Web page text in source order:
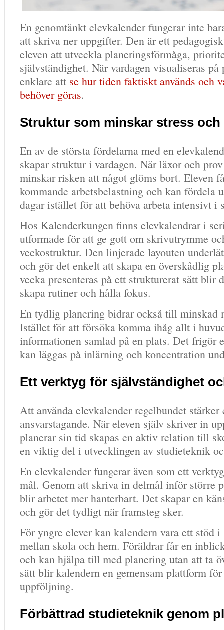
En genomtänkt elevkalender fungerar inte
att skriva ner uppgifter. Den är ett
eleven att utveckla planeringsförmåga,
självständighet. När vardagen visualiseras
enklare att se hur tiden faktiskt används och
behöver göras.
Struktur som minskar stress
En av de största fördelarna med en
skapar struktur i vardagen. När läxor och
minskar risken att något glöms bort. Eleven
kommande arbetsbelastning och kan fördela
dagar istället för att behöva arbeta intensivt i
Hos Kalenderkungen finns elevkalendrar i
utformade för att ge gott om skrivutrymme
veckostruktur. Den linjerade layouten
och gör det enkelt att skapa en överskådlig
vecka presenteras på ett strukturerat sätt blir
skapa rutiner och hålla fokus.
En tydlig planering bidrar också till minskad
Istället för att försöka komma ihåg allt i
informationen samlad på en plats. Det frigör
kan läggas på inlärning och koncentration
Ett verktyg för självständighet
Att använda elevkalender regelbundet stärker
ansvarstagande. När eleven själv skriver in
planerar sin tid skapas en aktiv relation till
en viktig del i utvecklingen av studieteknik
En elevkalender fungerar även som ett
mål. Genom att skriva in delmål inför större
blir arbetet mer hanterbart. Det skapar en
och gör det tydligt när framsteg sker.
För yngre elever kan kalendern vara ett stöd i
mellan skola och hem. Föräldrar får en
och kan hjälpa till med planering utan att ta
sätt blir kalendern en gemensam plattform
uppföljning.
Förbättrad studieteknik genom